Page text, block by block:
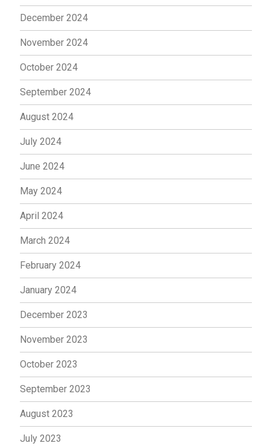
December 2024
November 2024
October 2024
September 2024
August 2024
July 2024
June 2024
May 2024
April 2024
March 2024
February 2024
January 2024
December 2023
November 2023
October 2023
September 2023
August 2023
July 2023